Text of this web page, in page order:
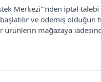
Merkezi"'nden iptal talebi
ve ödemiş olduğun
ürünlerin mağazaya